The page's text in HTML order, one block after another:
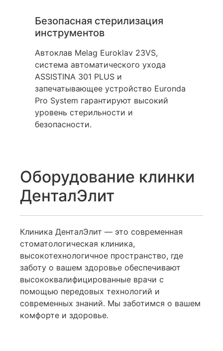
Безопасная стерилизация
инструментов
Автоклав Melag Euroklav 23VS,
система автоматического ухода
ASSISTINA 301 PLUS и
запечатывающее устройство Euronda
Pro System гарантируют высокий
уровень стерильности и
безопасности.
Оборудование клинки
ДенталЭлит
Клиника ДенталЭлит — это современная
стоматологическая клиника,
высокотехнологичное пространство, где
заботу о вашем здоровье обеспечивают
высококвалифицированные врачи с
помощью передовых технологий и
современных знаний. Мы заботимся о вашем
комфорте и здоровье.